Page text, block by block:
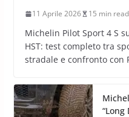
11 Aprile 2026 15 min read
Michelin Pilot Sport 4 S
HST: test completo tra
stradale e confronto con